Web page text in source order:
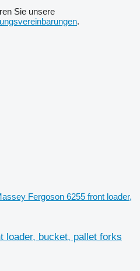
Sie unsere
.
Fergoson 6255 front loader,
loader, bucket, pallet forks